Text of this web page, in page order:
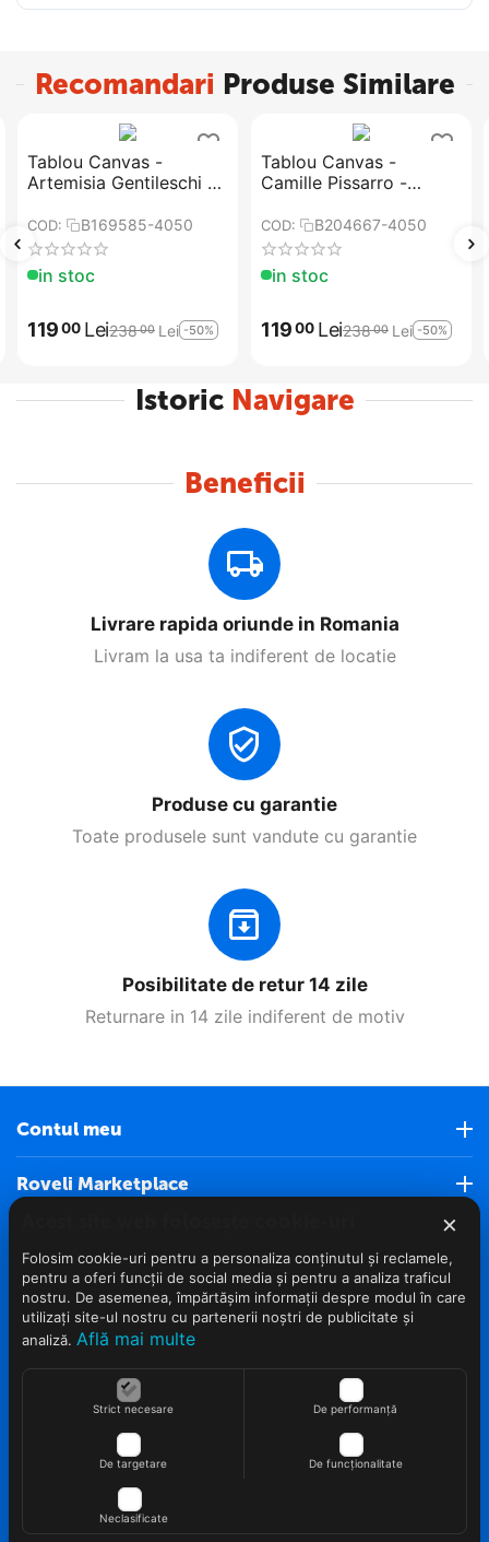
Recomandari Produse Similare
Tablou Canvas -
Artemisia Gentileschi -
COD: B169585-4050
in stoc
11900 Lei23800 Lei -50%
Tablou Canvas -
Camille Pissarro -
Louveciennes
COD: B204667-4050
in stoc
11900 Lei23800 Lei -50%
Istoric Navigare
Beneficii
Livrare rapida oriunde in Romania
Livram la usa ta indiferent de locatie
Produse cu garantie
Toate produsele sunt vandute cu garantie
Posibilitate de retur 14 zile
Returnare in 14 zile indiferent de motiv
Contul meu
Roveli Marketplace
Info clienti
Contact
© 2022 - 2026 Roveli.ro. Realizat si configurat
×
Folosim cookie-uri pentru a personaliza conținutul și reclamele,
pentru a oferi funcții de social media și pentru a analiza traficul
nostru. De asemenea, împărtășim informații despre modul în care
utilizați site-ul nostru cu partenerii noștri de publicitate și
analiză. Află mai multe
Strict necesare De performanță
De targetare De funcționalitate
Neclasificate